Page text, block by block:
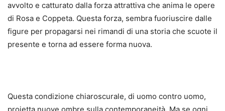
avvolto e catturato dalla forza attrattiva che anima le opere
di Rosa e Coppeta. Questa forza, sembra fuoriuscire dalle
figure per propagarsi nei rimandi di una storia che scuote il
presente e torna ad essere forma nuova.
Questa condizione chiaroscurale, di uomo contro uomo,